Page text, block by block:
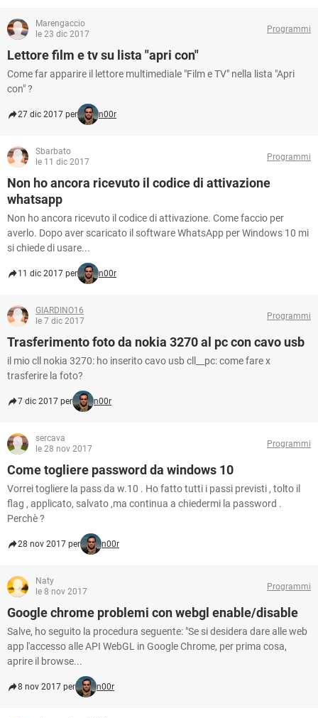
Marengaccio
le 23 dic 2017
Programmi
Lettore film e tv su lista "apri con"
Come far apparire il lettore multimediale "Film e TV" nella lista "Apri
con" ?
27 dic 2017 per n00r
Sbarbato
le 11 dic 2017
Programmi
Non ho ancora ricevuto il codice di attivazione
whatsapp
Non ho ancora ricevuto il codice di attivazione. Come faccio per
averlo. Dopo aver scaricato il software WhatsApp per Windows 10 mi
si chiede di usare...
11 dic 2017 per n00r
GIARDINO16
le 7 dic 2017
Programmi
Trasferimento foto da nokia 3270 al pc con cavo usb
il mio cll nokia 3270: ho inserito cavo usb cll__pc: come fare x
trasferire la foto?
7 dic 2017 per n00r
sercava
le 28 nov 2017
Programmi
Come togliere password da windows 10
Vorrei togliere la pass da w.10 . Ho fatto tutti i passi previsti , tolto il
flag , applicato, salvato ,ma continua a chiedermi la password .
Perchè ?
28 nov 2017 per n00r
Naty
le 8 nov 2017
Programmi
Google chrome problemi con webgl enable/disable
Salve, ho seguito la procedura seguente: "Se si desidera dare alle web
app l'accesso alle API WebGL in Google Chrome, per prima cosa,
aprire il browse...
8 nov 2017 per n00r